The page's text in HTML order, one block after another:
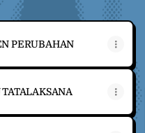
PERUBAHAN